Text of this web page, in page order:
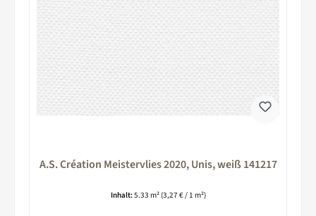
A.S. Création Meistervlies 2020, Unis, weiß 141217
Inhalt:5.33 m² (3,27 € / 1 m²)